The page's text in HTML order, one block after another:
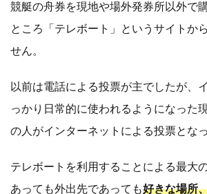
競艇の舟券を現地や場外発券所以外で
ところ「テレボート」というサイトか
せん。
以前は電話による投票が主でしたが、
っかり日常的に使われるようになった
の人がインターネットによる投票とな
テレボートを利用することによる最大
あっても外出先であっても好きな場所